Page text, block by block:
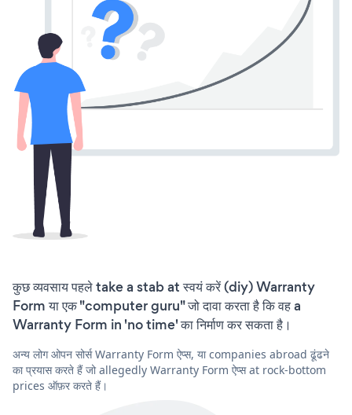
कुछ व्यवसाय पहले take a stab at स्वयं करें (diy) Warranty
Form या एक "computer guru" जो दावा करता है कि वह a
Warranty Form in 'no time' का निर्माण कर सकता है।
अन्य लोग ओपन सोर्स Warranty Form ऐप्स, या companies abroad ढूंढने
का प्रयास करते हैं जो allegedly Warranty Form ऐप्स at rock-bottom
prices ऑफ़र करते हैं।